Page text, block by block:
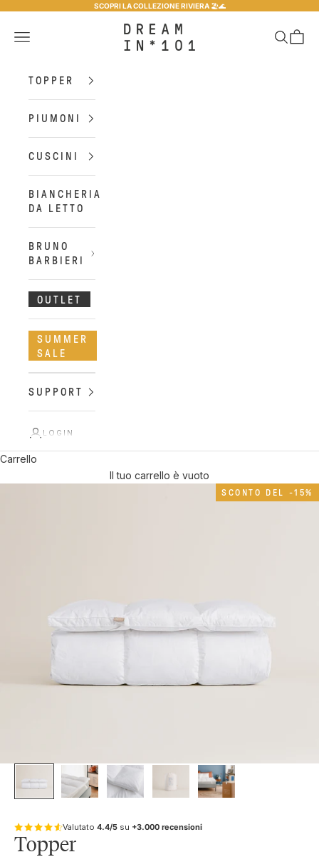
SCOPRI LA COLLEZIONE RIVIERA 🏖️​🌊​
Dreamin*101
Menù Cerca
TOPPER
PIUMONI
CUSCINI
BIANCHERIA
DA LETTO
BRUNO
BARBIERI
OUTLET
SUMMER
SALE
SUPPORT
LOGIN
Carrello
Il tuo carrello è vuoto
SCONTO DEL -15%
Valutato 4.4/5 su +3.000 recensioni
Topper